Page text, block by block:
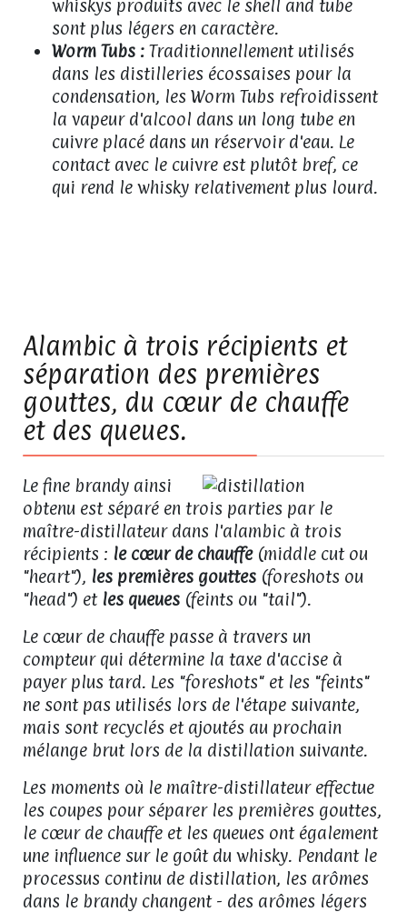
whiskys produits avec le shell and tube
sont plus légers en caractère.
Worm Tubs : Traditionnellement utilisés
dans les distilleries écossaises pour la
condensation, les Worm Tubs refroidissent
la vapeur d'alcool dans un long tube en
cuivre placé dans un réservoir d'eau. Le
contact avec le cuivre est plutôt bref, ce
qui rend le whisky relativement plus lourd.
Alambic à trois récipients et
séparation des premières
gouttes, du cœur de chauffe
et des queues.
Le fine brandy ainsi
obtenu est séparé en trois parties par le
maître-distillateur dans l'alambic à trois
récipients : le cœur de chauffe(middle cut ou
"heart"), les premières gouttes (foreshots ou
"head") etles queues (feints ou "tail").
Le cœur de chauffe passe à travers un
compteur qui détermine la taxe d'accise à
payer plus tard. Les "foreshots" et les "feints"
ne sont pas utilisés lors de l'étape suivante,
mais sont recyclés et ajoutés au prochain
mélange brut lors de la distillation suivante.
Les moments où le maître-distillateur effectue
les coupes pour séparer les premières gouttes,
le cœur de chauffe et les queues ont également
une influence sur le goût du whisky. Pendant le
processus continu de distillation, les arômes
dans le brandy changent - des arômes légers